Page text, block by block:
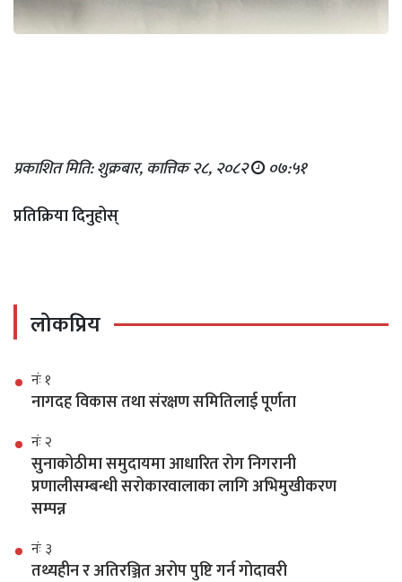
प्रकाशित मिति: शुक्रबार, कात्तिक २८, २०८२ ०७:५१
प्रतिक्रिया दिनुहोस्
लोकप्रिय
नंः १
नागदह विकास तथा संरक्षण समितिलाई पूर्णता
नंः २
सुनाकोठीमा समुदायमा आधारित रोग निगरानी
प्रणालीसम्बन्धी सरोकारवालाका लागि अभिमुखीकरण
सम्पन्न
नंः ३
तथ्यहीन र अतिरञ्जित अरोप पुष्टि गर्न गोदावरी